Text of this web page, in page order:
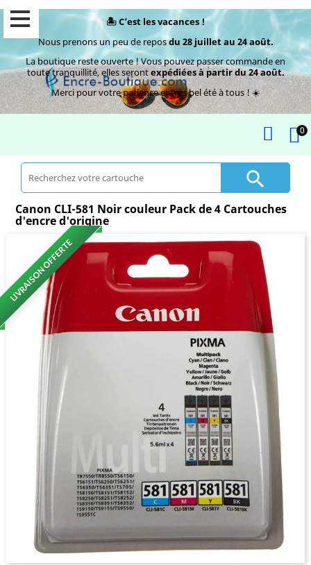
🏝️ C’est les vacances !
Nous prenons un peu de reposdu 28 juillet au 24 août.
La boutique reste ouverte ! Vous pouvez passer commande en
toute tranquillité, elles serontexpédiées à partir du 24 août.
Merci pour votre patience et très bel été à tous ! ☀️
0

Canon CLI-581 Noir couleur Pack de 4 Cartouches
d'encre d'origine
LIVRAISON OFFERTE